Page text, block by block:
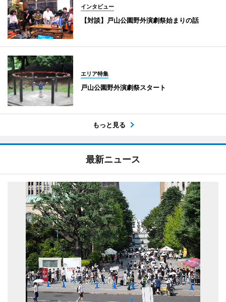
インタビュー
【対談】戸山公園野外演劇祭始まりの話
エリア特集
戸山公園野外演劇祭スタート
もっと見る
最新ニュース